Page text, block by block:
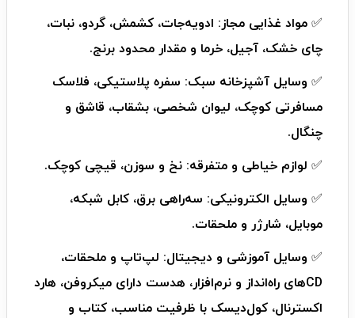
✅ مواد غذایی مجاز: ادویه‌جات، کشمش، گردو، نبات،
چای خشک، آجیل، خرما و مقدار محدود برنج.
✅ وسایل آشپزخانه سبک: سفره پلاستیکی، فلاسک
مسافرتی کوچک، لیوان شخصی، بشقاب، قاشق و
چنگال.
✅ لوازم خیاطی و متفرقه: نخ و سوزن، قیچی کوچک.
✅ وسایل الکترونیکی: سه‌راهی برق، کابل شبکه،
موبایل، شارژر و ملحقات.
✅ وسایل آموزشی و دیجیتال: لپ‌تاپ و ملحقات،
CDهای راه‌انداز و نرم‌افزار، هدست دارای میکروفن، هارد
اکسترنال، کول‌دیسک با ظرفیت مناسب، کتاب و